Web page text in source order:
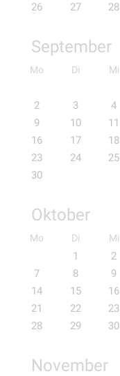
26
27 28
September
Mo Di Mi
2
3 4
9
10 11
16
17 18
23
24 25
30
Oktober
Mo Di Mi
1 2
7
8 9
14
15 16
21
22 23
28
29 30
November